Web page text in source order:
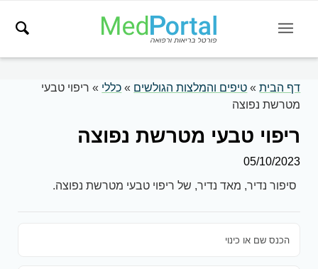
דף הבית» טיפים והמלצות הגולשים » כללי » ריפוי טבעי
מטרשת נפוצה
ריפוי טבעי מטרשת נפוצה
05/10/2023
סיפור נדיר, מאד נדיר, של ריפוי טבעי מטרשת נפוצה.